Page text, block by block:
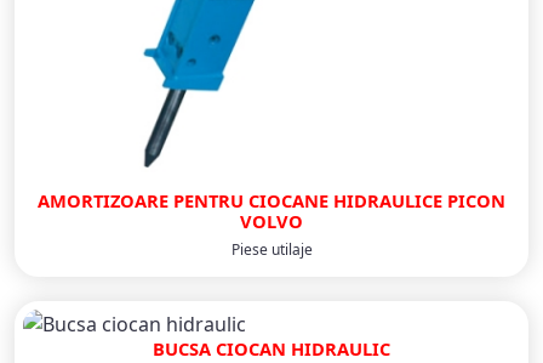
AMORTIZOARE PENTRU CIOCANE HIDRAULICE PICON
VOLVO
Piese utilaje
BUCSA CIOCAN HIDRAULIC